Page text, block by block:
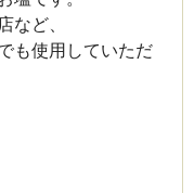
ど、
も使用していただ